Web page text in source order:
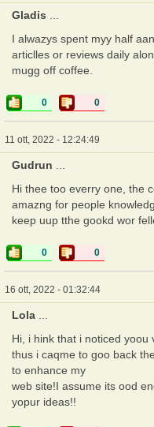
Gladis
I alwazys spent myy half
articlles or reviews daily
mugg off coffee.
0 0
11 ott, 2022 - 12:24:49
Gudrun
Hi thee too everry one, the
amazng for people
keep uup tthe gookd wor
0 0
16 ott, 2022 - 01:32:44
Lola
Hi, i hink that i noticed yoou
thus i caqme to goo back
to enhance my
web site!I assume its ood
yopur ideas!!